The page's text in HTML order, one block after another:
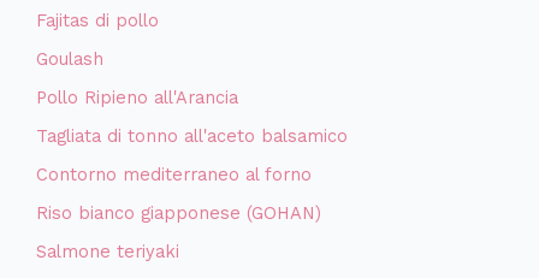
Fajitas di pollo
Goulash
Pollo Ripieno all'Arancia
Tagliata di tonno all'aceto balsamico
Contorno mediterraneo al forno
Riso bianco giapponese (GOHAN)
Salmone teriyaki